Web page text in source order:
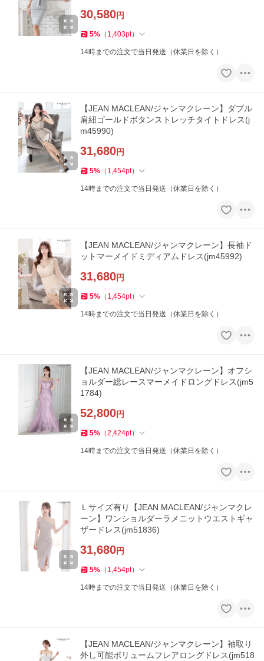
30,580円
5% （ 1,403pt）
14時までの注文で当日発送（休業日を除く）
【JEAN MACLEAN/ジャンマクレーン】ダブル
肩紐ゴールドボタンストレッチタイトドレス(j
m45990)
31,680円
5% （ 1,454pt）
14時までの注文で当日発送（休業日を除く）
【JEAN MACLEAN/ジャンマクレーン】長袖ド
ットマーメイドミディアムドレス(jm45992)
31,680円
5% （ 1,454pt）
14時までの注文で当日発送（休業日を除く）
【JEAN MACLEAN/ジャンマクレーン】オフシ
ョルダー総レースマーメイドロングドレス(jm5
1784)
52,800円
5% （2,424pt）
14時までの注文で当日発送（休業日を除く）
Ｌサイズ有り【JEAN MACLEAN/ジャンマクレ
ーン】ワンショルダーラメニットウエストギャ
ザードレス(jm51836)
31,680円
5% （ 1,454pt）
14時までの注文で当日発送（休業日を除く）
【JEAN MACLEAN/ジャンマクレーン】袖取り
外し可能ボリュームフレアロングドレス(jm518